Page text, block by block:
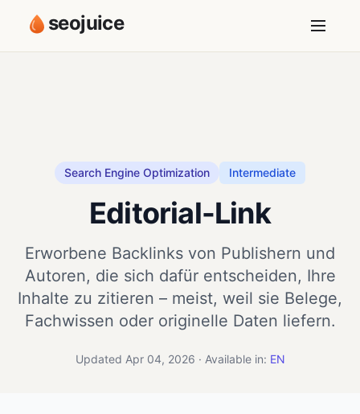
seojuice
Search Engine Optimization Intermediate
Editorial-Link
Erworbene Backlinks von Publishern und
Autoren, die sich dafür entscheiden, Ihre
Inhalte zu zitieren – meist, weil sie Belege,
Fachwissen oder originelle Daten liefern.
Updated Apr 04, 2026 · Available in: EN